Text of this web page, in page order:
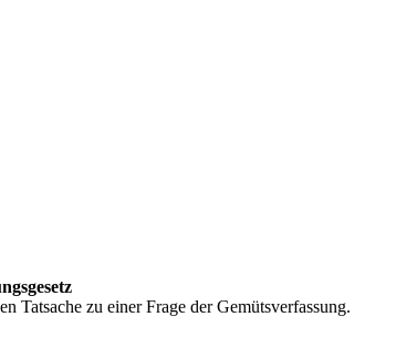
Tatsache zu einer Frage der Gemütsverfassung.